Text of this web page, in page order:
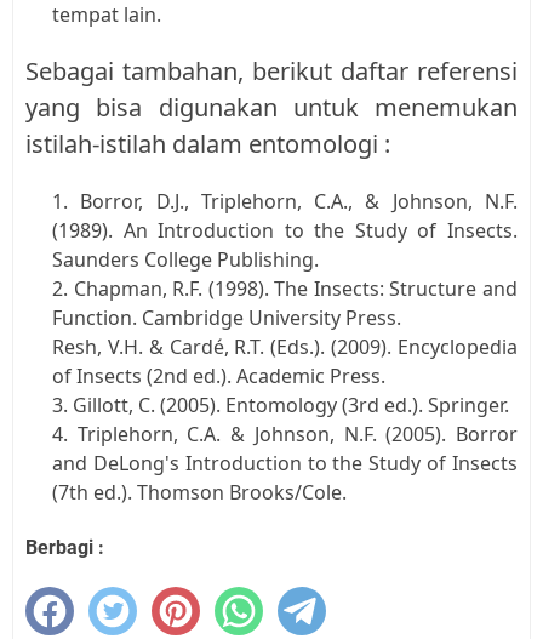
tempat lain.
Sebagai tambahan, berikut daftar referensi
yang bisa digunakan untuk menemukan
istilah-istilah dalam entomologi :
1. Borror, D.J., Triplehorn, C.A., & Johnson, N.F.
(1989). An Introduction to the Study of Insects.
Saunders College Publishing.
2. Chapman, R.F. (1998). The Insects: Structure and
Function. Cambridge University Press.
Resh, V.H. & Cardé, R.T. (Eds.). (2009). Encyclopedia
of Insects (2nd ed.). Academic Press.
3. Gillott, C. (2005). Entomology (3rd ed.). Springer.
4. Triplehorn, C.A. & Johnson, N.F. (2005). Borror
and DeLong's Introduction to the Study of Insects
(7th ed.). Thomson Brooks/Cole.
Berbagi :